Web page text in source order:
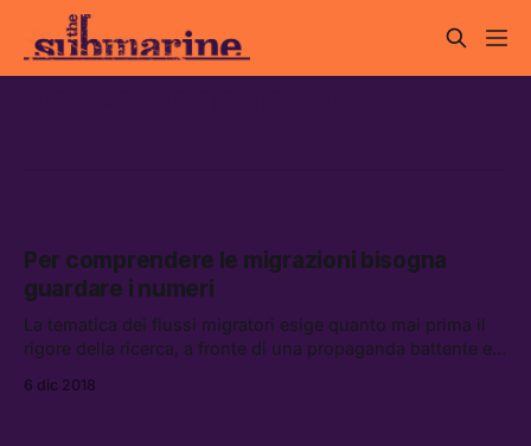
Per comprendere le migrazioni bisogna
guardare i numeri
La tematica dei flussi migratori esige quanto mai prima il
rigore della ricerca, a fronte di una propaganda battente e
d’informazione più frequentati dagli italiani.
6 dic 2018